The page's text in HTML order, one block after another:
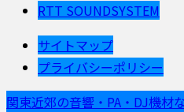
RTT SOUNDSYSTEM
サイトマップ
プライバシーポリシー
関東近郊の音響・PA・DJ機材